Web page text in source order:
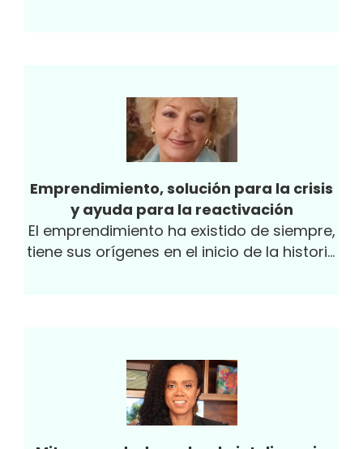
Emprendimiento, solución para la crisis
y ayuda para la reactivación
El emprendimiento ha existido de siempre,
tiene sus orígenes en el inicio de la historia